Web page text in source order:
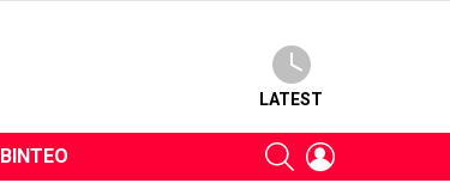
LATEST
ΒΊΝΤΕΟ SEARCH